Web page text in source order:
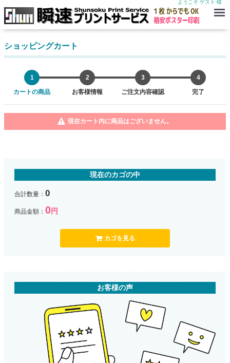
ようこそ ゲスト 様
Menu
ショッピングカート
1
カートの商品
2
お客様情報
3
ご注文内容確認
4
完了
現在カート内に商品はございません。
現在のカゴの中
合計数量： 0
商品金額： 0円
カゴを見る
お客様の声